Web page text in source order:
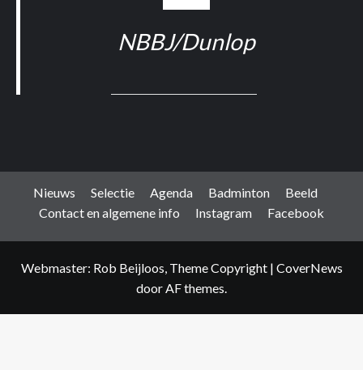
NBBJ/Dunlop
Nieuws Selectie Agenda Badminton
Beeld
Contact en algemene info
Instagram Facebook
Webmaster: Rob Beijloos, Theme Copyright | CoverNews
door AF themes.